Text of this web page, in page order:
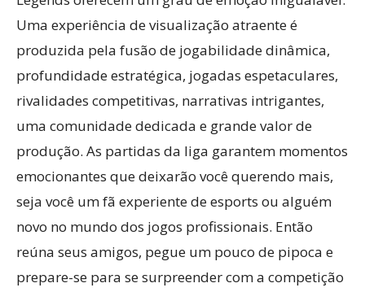
Uma experiência de visualização atraente é
produzida pela fusão de jogabilidade dinâmica,
profundidade estratégica, jogadas espetaculares,
rivalidades competitivas, narrativas intrigantes,
uma comunidade dedicada e grande valor de
produção. As partidas da liga garantem momentos
emocionantes que deixarão você querendo mais,
seja você um fã experiente de esports ou alguém
novo no mundo dos jogos profissionais. Então
reúna seus amigos, pegue um pouco de pipoca e
prepare-se para se surpreender com a competição